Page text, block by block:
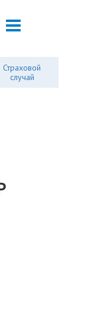
Страховой
случай